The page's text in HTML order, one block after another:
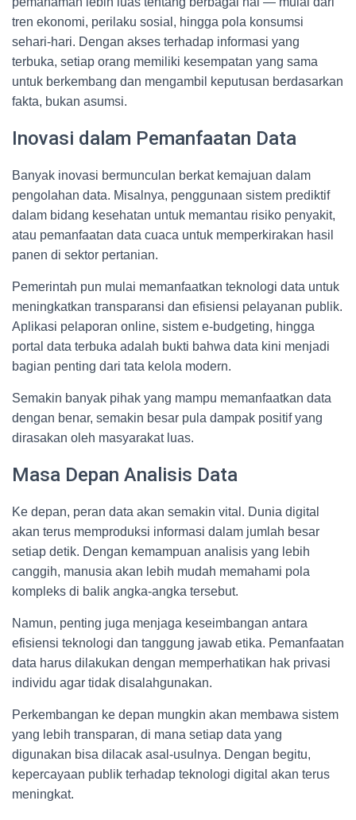
tren ekonomi, perilaku sosial, hingga pola konsumsi
sehari-hari. Dengan akses terhadap informasi yang
terbuka, setiap orang memiliki kesempatan yang sama
untuk berkembang dan mengambil keputusan berdasarkan
fakta, bukan asumsi.
Inovasi dalam Pemanfaatan Data
Banyak inovasi bermunculan berkat kemajuan dalam
pengolahan data. Misalnya, penggunaan sistem prediktif
dalam bidang kesehatan untuk memantau risiko penyakit,
atau pemanfaatan data cuaca untuk memperkirakan hasil
panen di sektor pertanian.
Pemerintah pun mulai memanfaatkan teknologi data untuk
meningkatkan transparansi dan efisiensi pelayanan publik.
Aplikasi pelaporan online, sistem e-budgeting, hingga
portal data terbuka adalah bukti bahwa data kini menjadi
bagian penting dari tata kelola modern.
Semakin banyak pihak yang mampu memanfaatkan data
dengan benar, semakin besar pula dampak positif yang
dirasakan oleh masyarakat luas.
Masa Depan Analisis Data
Ke depan, peran data akan semakin vital. Dunia digital
akan terus memproduksi informasi dalam jumlah besar
setiap detik. Dengan kemampuan analisis yang lebih
canggih, manusia akan lebih mudah memahami pola
kompleks di balik angka-angka tersebut.
Namun, penting juga menjaga keseimbangan antara
efisiensi teknologi dan tanggung jawab etika. Pemanfaatan
data harus dilakukan dengan memperhatikan hak privasi
individu agar tidak disalahgunakan.
Perkembangan ke depan mungkin akan membawa sistem
yang lebih transparan, di mana setiap data yang
digunakan bisa dilacak asal-usulnya. Dengan begitu,
kepercayaan publik terhadap teknologi digital akan terus
meningkat.